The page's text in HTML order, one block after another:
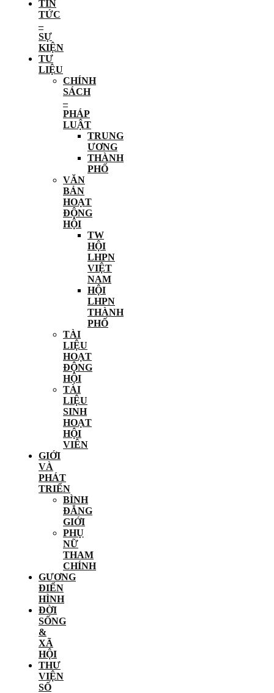
TIN
TỨC
–
SỰ
KIỆN
TƯ
LIỆU
CHÍNH
SÁCH
–
PHÁP
LUẬT
TRUNG
ƯƠNG
THÀNH
PHỐ
VĂN
BẢN
HOẠT
ĐỘNG
HỘI
TW
HỘI
LHPN
VIỆT
NAM
HỘI
LHPN
THÀNH
PHỐ
TÀI
LIỆU
HOẠT
ĐỘNG
HỘI
TÀI
LIỆU
SINH
HOẠT
HỘI
VIÊN
GIỚI
VÀ
PHÁT
TRIỂN
BÌNH
ĐẲNG
GIỚI
PHỤ
NỮ
THAM
CHÍNH
GƯƠNG
ĐIỂN
HÌNH
ĐỜI
SỐNG
&
XÃ
HỘI
THƯ
VIỆN
SỐ